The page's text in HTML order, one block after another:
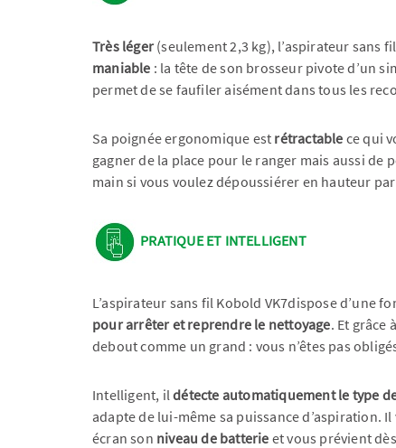
Très léger (seulement 2,3 kg), l’aspirateur sans
maniable : la tête de son brosseur pivote d’un
permet de se faufiler aisément dans tous les
Sa poignée ergonomique est rétractable ce qui
gagner de la place pour le ranger mais aussi de
main si vous voulez dépoussiérer en hauteur
PRATIQUE ET INTELLIGENT
L’aspirateur sans fil Kobold VK7dispose d’une
pour arrêter et reprendre le nettoyage. Et grâce
debout comme un grand : vous n’êtes pas
Intelligent, ildétecte automatiquement le type
adapte de lui-même sa puissance d’aspiration.
écran son niveau de batterie et vous prévient